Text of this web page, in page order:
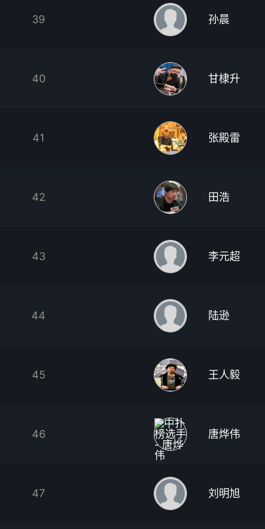
39 孙晨
40 甘棣升
41 张殿雷
42 田浩
43 李元超
44 陆逊
45 王人毅
46 唐烨伟
47 刘明旭